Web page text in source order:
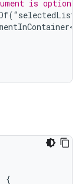
is
(“
{